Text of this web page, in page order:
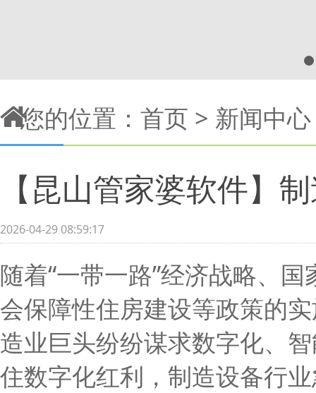
您的位置： 首页 > 新闻中心
【昆山管家婆软件】
2026-04-29 08:59:17
随着“一带一路”经济战略、 国
会保障性住房建设等政策的
造业巨头纷纷谋求数字化、
住数字化红利，制造设备行